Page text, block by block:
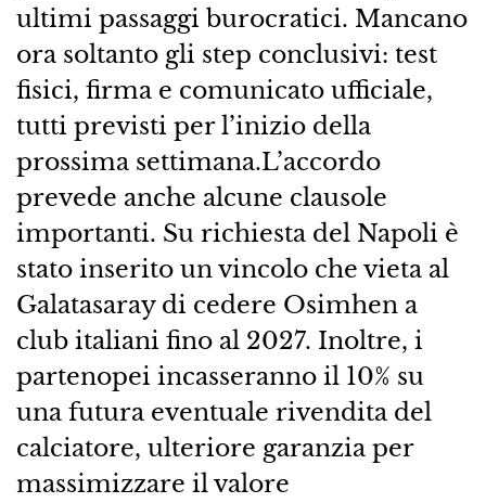
ultimi passaggi burocratici. Mancano
ora soltanto gli step conclusivi: test
fisici, firma e comunicato ufficiale,
tutti previsti per l’inizio della
prossima settimana.L’accordo
prevede anche alcune clausole
importanti. Su richiesta del Napoli è
stato inserito un vincolo che vieta al
Galatasaray di cedere Osimhen a
club italiani fino al 2027. Inoltre, i
partenopei incasseranno il 10% su
una futura eventuale rivendita del
calciatore, ulteriore garanzia per
massimizzare il valore